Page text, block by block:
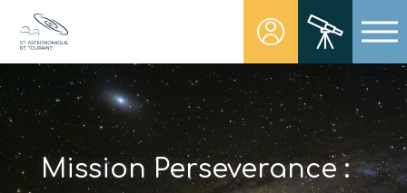
content
Société Astronomique de Touraine
Un regard plus NET sur notre univers
Mission Perseverance :